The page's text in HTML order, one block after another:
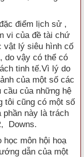
điểm lịch sử ,
vi của đề tài chứ
vật lý siêu hình cố
do vậy có thể có
tinh tế.Vì lý do
của một số các
của những hệ
tôi cũng có một số
này là trách
Downs.
học môn hội hoạ
dẫn của một